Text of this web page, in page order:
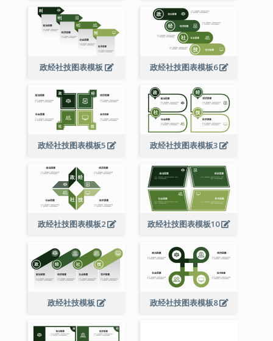
政经社技图表模板 政经社技图表模板6
政经社技图表模板5 政经社技图表模板3
政经社技图表模板2 政经社技图表模板10
政经社技模板 政经社技图表模板8